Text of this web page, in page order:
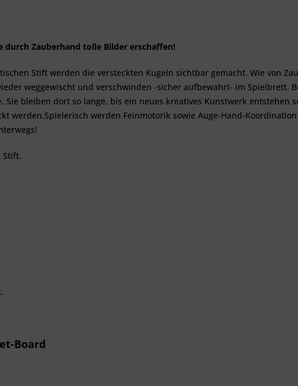
durch Zauberhand tolle Bilder erschaffen!
Stift werden die versteckten Kugeln sichtbar gemacht. Wie von
weggewischt und verschwinden -sicher aufbewahrt- im Spielbrett.
Sie bleiben dort so lange, bis ein neues kreatives Kunstwerk entstehen
werden.Spielerisch werden Feinmotorik sowie Auge-Hand-
Stift.
Board